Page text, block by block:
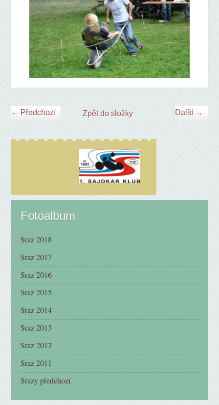
← Předchozí Další →
Zpět do složky
Fotoalbum
Sraz 2018
Sraz 2017
Sraz 2016
Sraz 2015
Sraz 2014
Sraz 2013
Sraz 2012
Sraz 2011
Srazy předchozí